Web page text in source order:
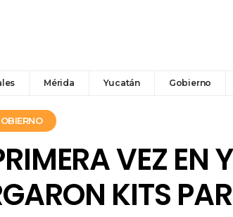
Mérida Yucatán Gobierno
VEZ EN
KITS